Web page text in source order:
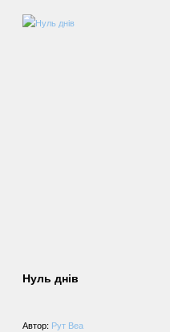
Нуль днів
Автор: Рут Веа